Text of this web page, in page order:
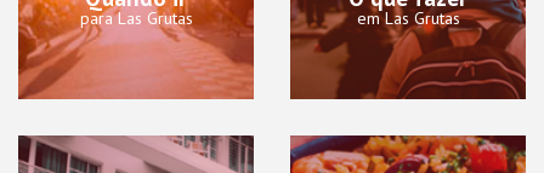
para Las Grutas em Las Grutas